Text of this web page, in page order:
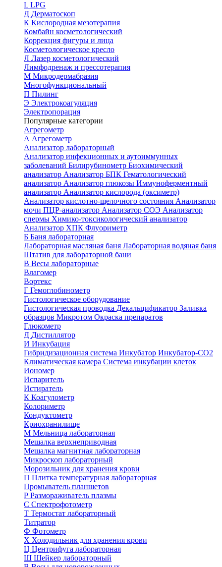
L LPG
Д Дерматоскоп
К Кислородная мезотерапия
Комбайн косметологический
Коррекция фигуры и лица
Косметологическое кресло
Л Лазер косметологический
Лимфодренаж и прессотерапия
М Микродермабразия
Многофункциональный
П Пилинг
Э Электрокоагуляция
Электропорация
Популярные категории
Агрегометр
А Агрегометр
Анализатор лабораторный
Анализатор инфекционных и аутоиммунных
заболеваний Билирубинометр Биохимический
анализатор Анализатор БПК Гематологический
анализатор Анализатор глюкозы Иммуноферментный
анализатор Анализатор кислорода (оксиметр)
Анализатор кислотно-щелочного состояния Анализатор
мочи ПЦР-анализатор Анализатор СОЭ Анализатор
спермы Химико-токсикологический анализатор
Анализатор ХПК Флуориметр
Б Баня лабораторная
Лабораторная масляная баня Лабораторная водяная баня
Штатив для лабораторной бани
В Весы лабораторные
Влагомер
Вортекс
Г Гемоглобинометр
Гистологическое оборудование
Гистологическая проводка Декальцификатор Заливка
образцов Микротом Окраска препаратов
Глюкометр
Д Дистиллятор
И Инкубация
Гибридизационная система Инкубатор Инкубатор-СО2
Климатическая камера Система инкубации клеток
Иономер
Испаритель
Истиратель
К Коагулометр
Колориметр
Кондуктометр
Криохранилище
М Мельница лабораторная
Мешалка верхнеприводная
Мешалка магнитная лабораторная
Микроскоп лабораторный
Морозильник для хранения крови
П Плитка температурная лабораторная
Промыватель планшетов
Р Размораживатель плазмы
С Спектрофотометр
Т Термостат лабораторный
Титратор
Ф Фотометр
Х Холодильник для хранения крови
Ц Центрифуга лабораторная
Ш Шейкер лабораторный